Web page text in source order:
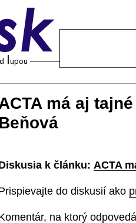
má aj
k článku: ACTA
do diskusií ako
na ktorý